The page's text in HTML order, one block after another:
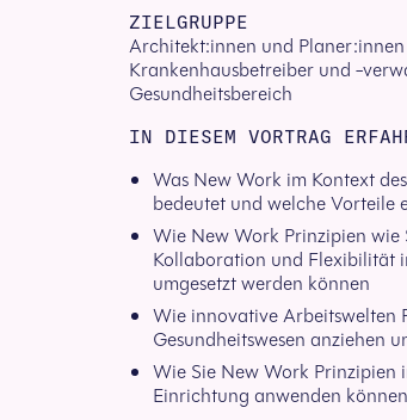
ZIELGRUPPE
Architekt:innen und Planer:innen
Krankenhausbetreiber und -
Gesundheitsbereich
IN DIESEM VORTRAG
Was New Work im Kontext
bedeutet und welche Vorteile
Wie New Work Prinzipien wie
Kollaboration und Flexibilität
umgesetzt werden können
Wie innovative Arbeitswelten
Gesundheitswesen anziehen
Wie Sie New Work Prinzipien
Einrichtung anwenden können